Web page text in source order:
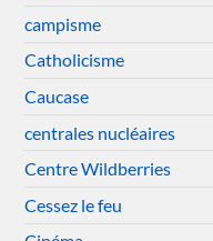
campisme
Catholicisme
Caucase
centrales nucléaires
Centre Wildberries
Cessez le feu